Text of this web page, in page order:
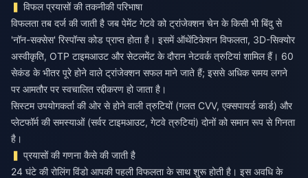
विफल प्रयासों की तकनीकी परिभाषा
विफलता तब दर्ज की जाती है जब पेमेंट गेटवे को ट्रांजेक्शन चेन के किसी भी बिंदु से
'नॉन-सक्सेस' रिस्पॉन्स कोड प्राप्त होता है। इसमें ऑथेंटिकेशन विफलता, 3D-सिक्योर
अस्वीकृति, OTP टाइमआउट और सेटलमेंट के दौरान नेटवर्क त्रुटियां शामिल हैं। 60
सेकंड के भीतर पूरे होने वाले ट्रांजेक्शन सफल माने जाते हैं; इससे अधिक समय लगने
पर आमतौर पर स्वचालित रद्दीकरण हो जाता है।
सिस्टम उपयोगकर्ता की ओर से होने वाली त्रुटियों (गलत CVV, एक्सपायर्ड कार्ड) और
प्लेटफॉर्म की समस्याओं (सर्वर टाइमआउट, गेटवे त्रुटियां) दोनों को समान रूप से गिनता
है।
प्रयासों की गणना कैसे की जाती है
24 घंटे की रोलिंग विंडो आपकी पहली विफलता के साथ शुरू होती है। इस अवधि के